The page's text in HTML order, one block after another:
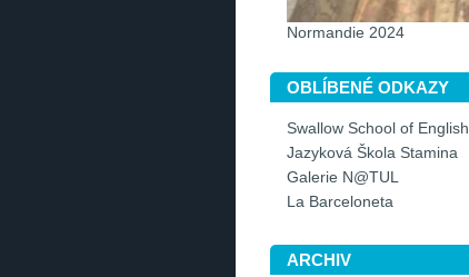
Normandie 2024
OBLÍBENÉ ODKAZY
Swallow School of English
Jazyková Škola Stamina
Galerie N@TUL
La Barceloneta
ARCHIV